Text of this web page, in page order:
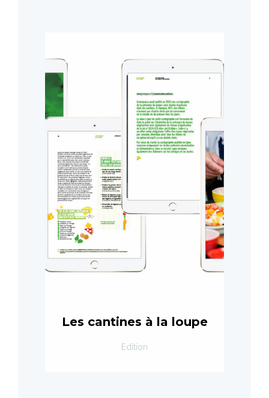
Les cantines à la loupe
Edition